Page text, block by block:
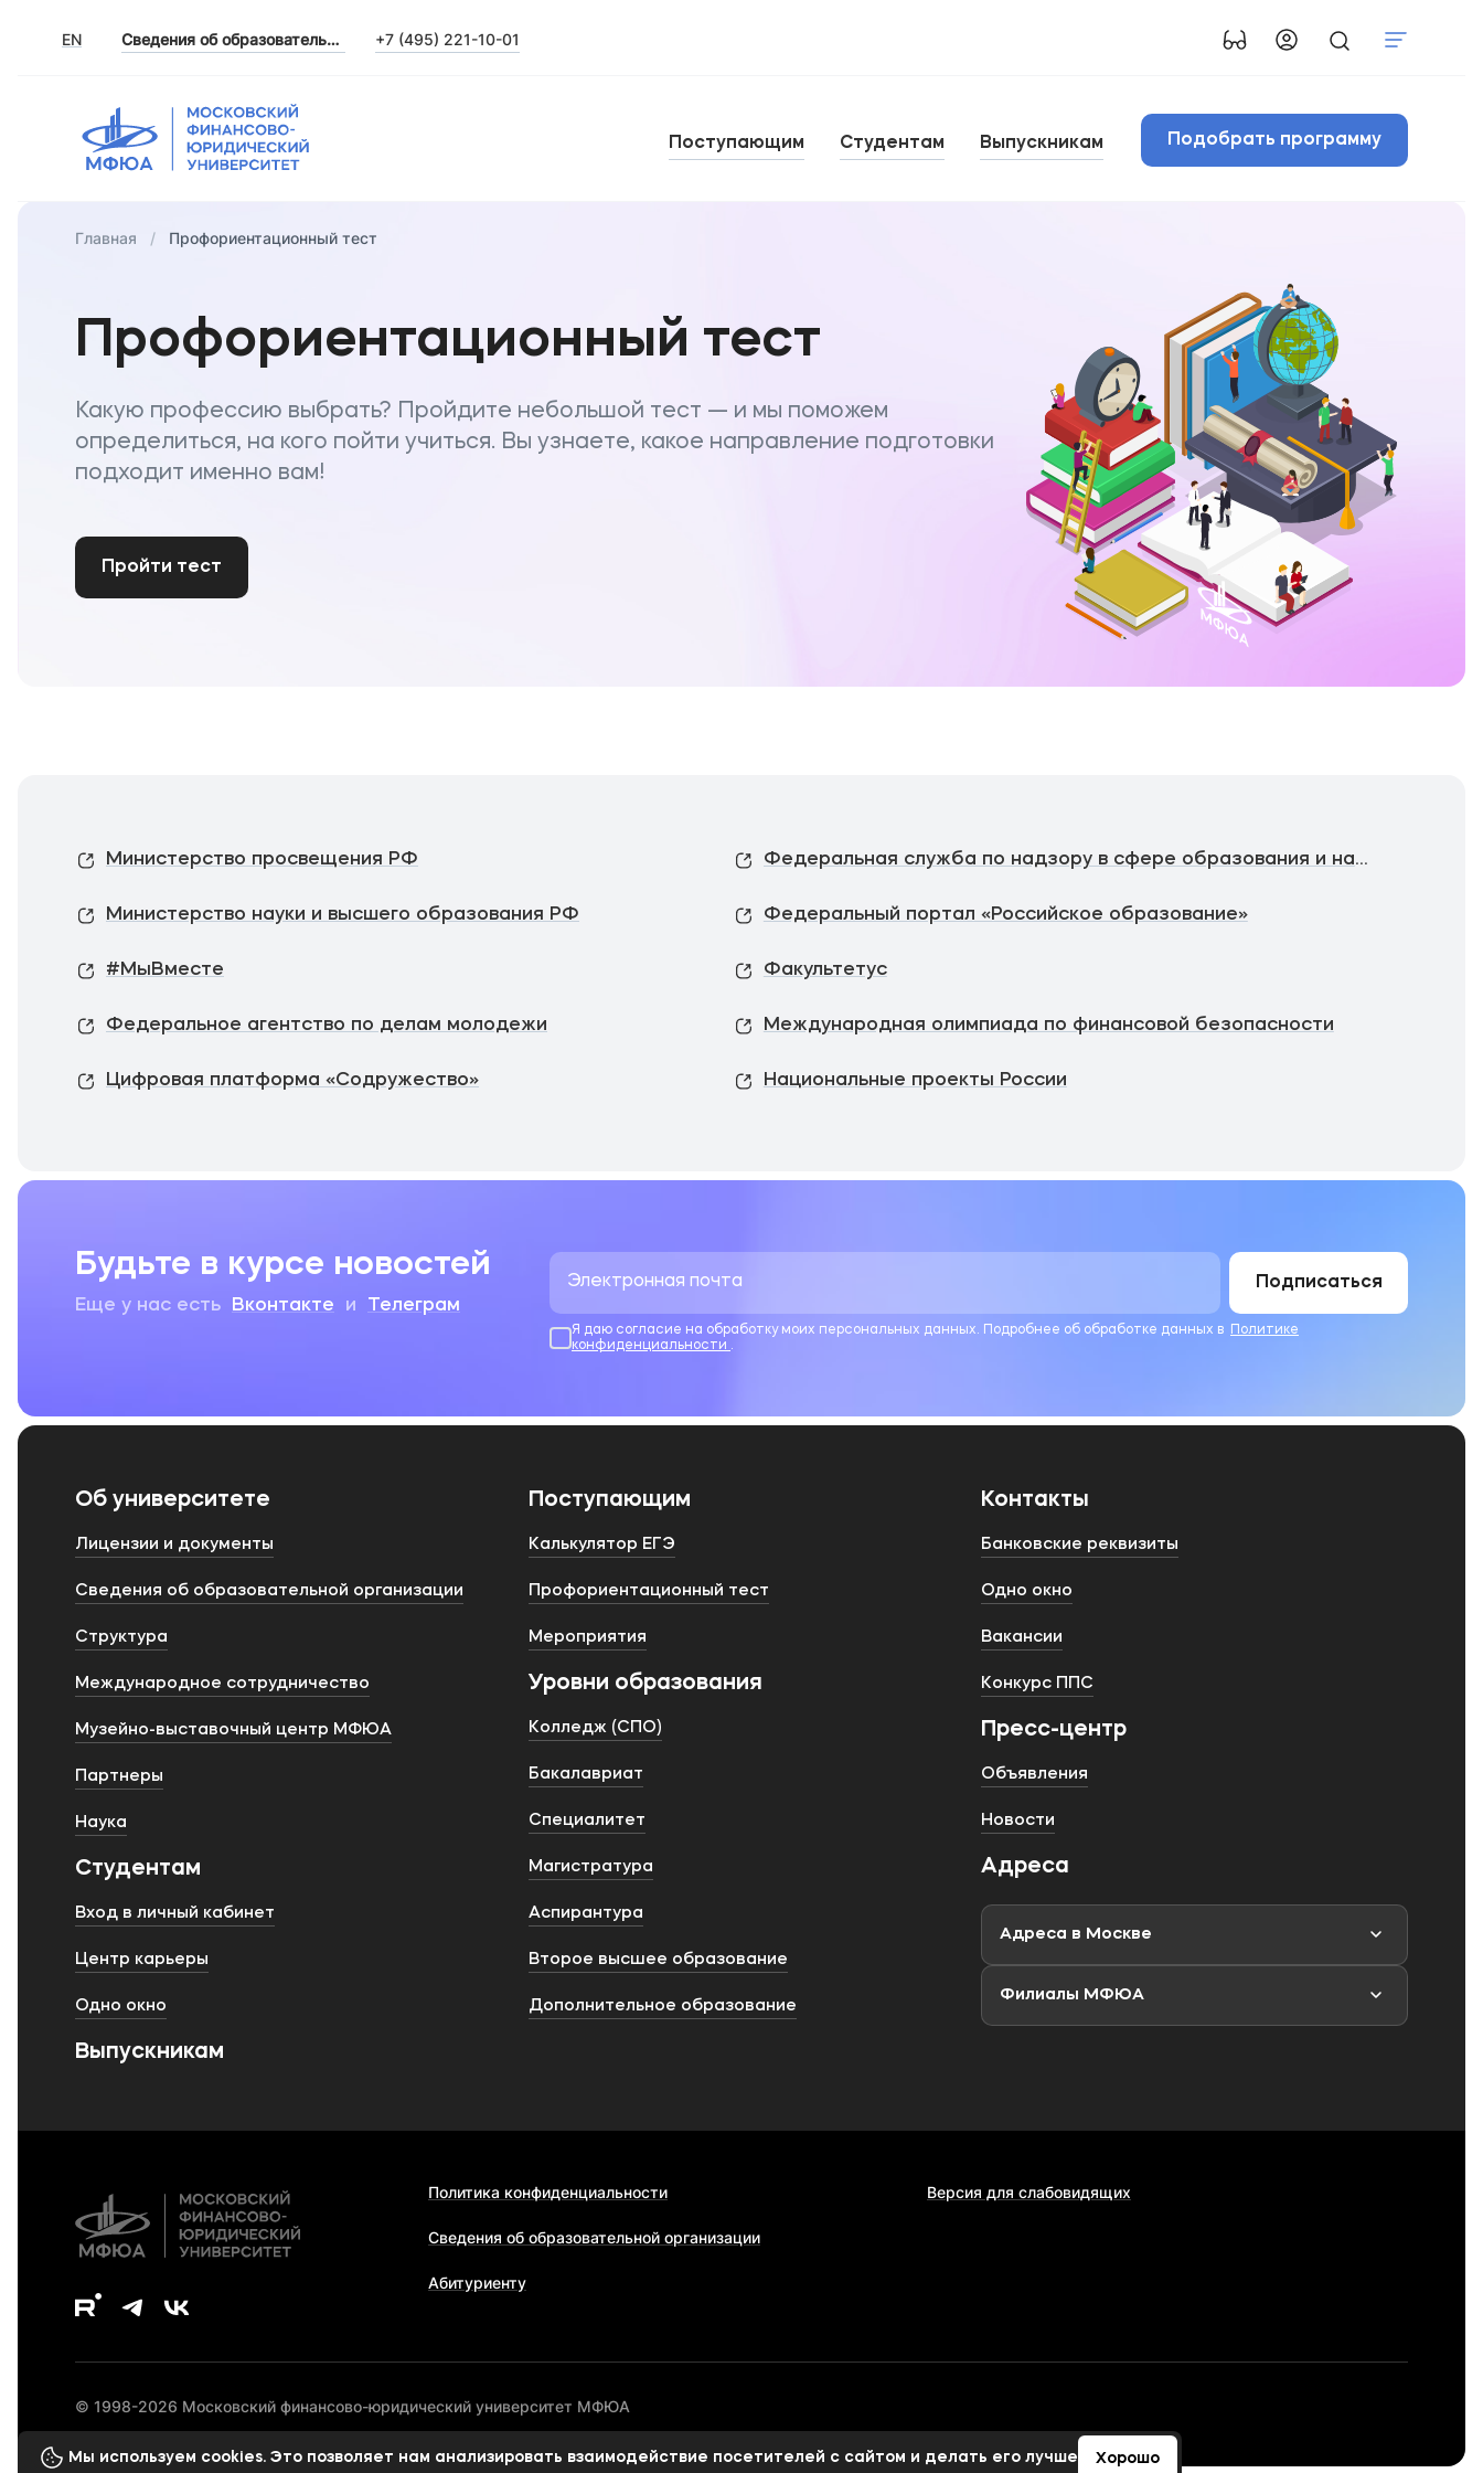
EN Сведения об образовательной организации +7 (495) 221-10-01
Поступающим Студентам Выпускникам Подобрать программу
Главная Профориентационный тест
Профориентационный тест
Какую профессию выбрать? Пройдите небольшой тест — и мы поможем
определиться, на кого пойти учиться. Вы узнаете, какое направление подготовки
подходит именно вам!
Пройти тест
Министерство просвещения РФ Федеральная служба по надзору в сфере образования и науки
Министерство науки и высшего образования РФ Федеральный портал «Российское образование»
#МыВместе Факультетус
Федеральное агентство по делам молодежи Международная олимпиада по финансовой безопасности
Цифровая платформа «Содружество» Национальные проекты России
Будьте в курсе новостей
Еще у нас есть Вконтакте и Телеграм
Подписаться
Я даю согласие на обработку моих персональных данных. Подробнее об обработке данных в
Политике
конфиденциальности .
Об университете
Лицензии и документы
Сведения об образовательной организации
Структура
Международное сотрудничество
Музейно-выставочный центр МФЮА
Партнеры
Наука
Студентам
Вход в личный кабинет
Центр карьеры
Одно окно
Выпускникам
Поступающим
Калькулятор ЕГЭ
Профориентационный тест
Мероприятия
Уровни образования
Колледж (СПО)
Бакалавриат
Специалитет
Магистратура
Аспирантура
Второе высшее образование
Дополнительное образование
Контакты
Банковские реквизиты
Одно окно
Вакансии
Конкурс ППС
Пресс-центр
Объявления
Новости
Адреса
Адреса в Москве
Филиалы МФЮА
Политика конфиденциальности Версия для слабовидящих
Сведения об образовательной организации
Абитуриенту
© 1998-2026 Московский финансово-юридический университет МФЮА
Мы используем cookies. Это позволяет нам анализировать взаимодействие посетителей с сайтом и делать его лучше Хорошо